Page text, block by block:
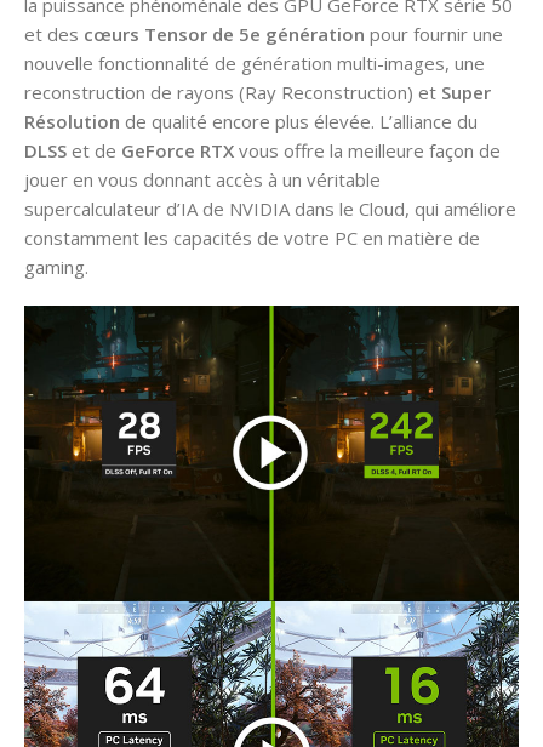
la puissance phénoménale des GPU GeForce RTX série 50
et des cœurs Tensor de 5e génération pour fournir une
nouvelle fonctionnalité de génération multi-images, une
reconstruction de rayons (Ray Reconstruction) et Super
Résolution de qualité encore plus élevée. L’alliance du
DLSS et de GeForce RTX vous offre la meilleure façon de
jouer en vous donnant accès à un véritable
supercalculateur d’IA de NVIDIA dans le Cloud, qui améliore
constamment les capacités de votre PC en matière de
gaming.